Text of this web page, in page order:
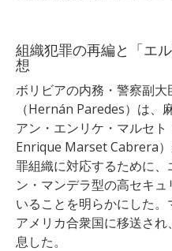
組織犯罪の再編と「エ
想
ボリビアの内務・警察副
（Hernán Paredes）は、
アン・エンリケ・マルセ
Enrique Marset Cabrera
罪組織に対応するために
ン・マンデラ型の高セキ
いることを明らかにした。
アメリカ合衆国に移送さ
息した。